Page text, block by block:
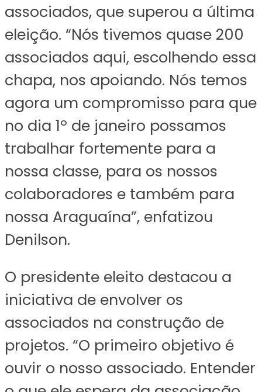
associados, que superou a última
eleição. “Nós tivemos quase 200
associados aqui, escolhendo essa
chapa, nos apoiando. Nós temos
agora um compromisso para que
no dia 1º de janeiro possamos
trabalhar fortemente para a
nossa classe, para os nossos
colaboradores e também para
nossa Araguaína”, enfatizou
Denilson.
O presidente eleito destacou a
iniciativa de envolver os
associados na construção de
projetos. “O primeiro objetivo é
ouvir o nosso associado. Entender